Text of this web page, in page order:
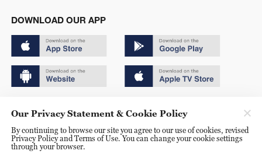
DOWNLOAD OUR APP
京ICP备20000184号
京公网安备 11010502050052号
Our Privacy Statement & Cookie Policy
By continuing to browse our site you agree to our use of cookies, revised
Privacy Policy and Terms of Use. You can change your cookie settings
through your browser.